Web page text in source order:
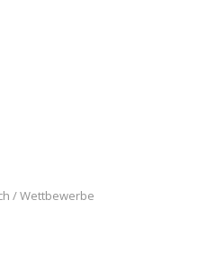
/ Wettbewerbe